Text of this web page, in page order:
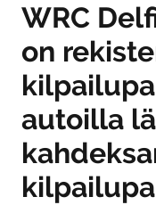
WRC
on
autoilla